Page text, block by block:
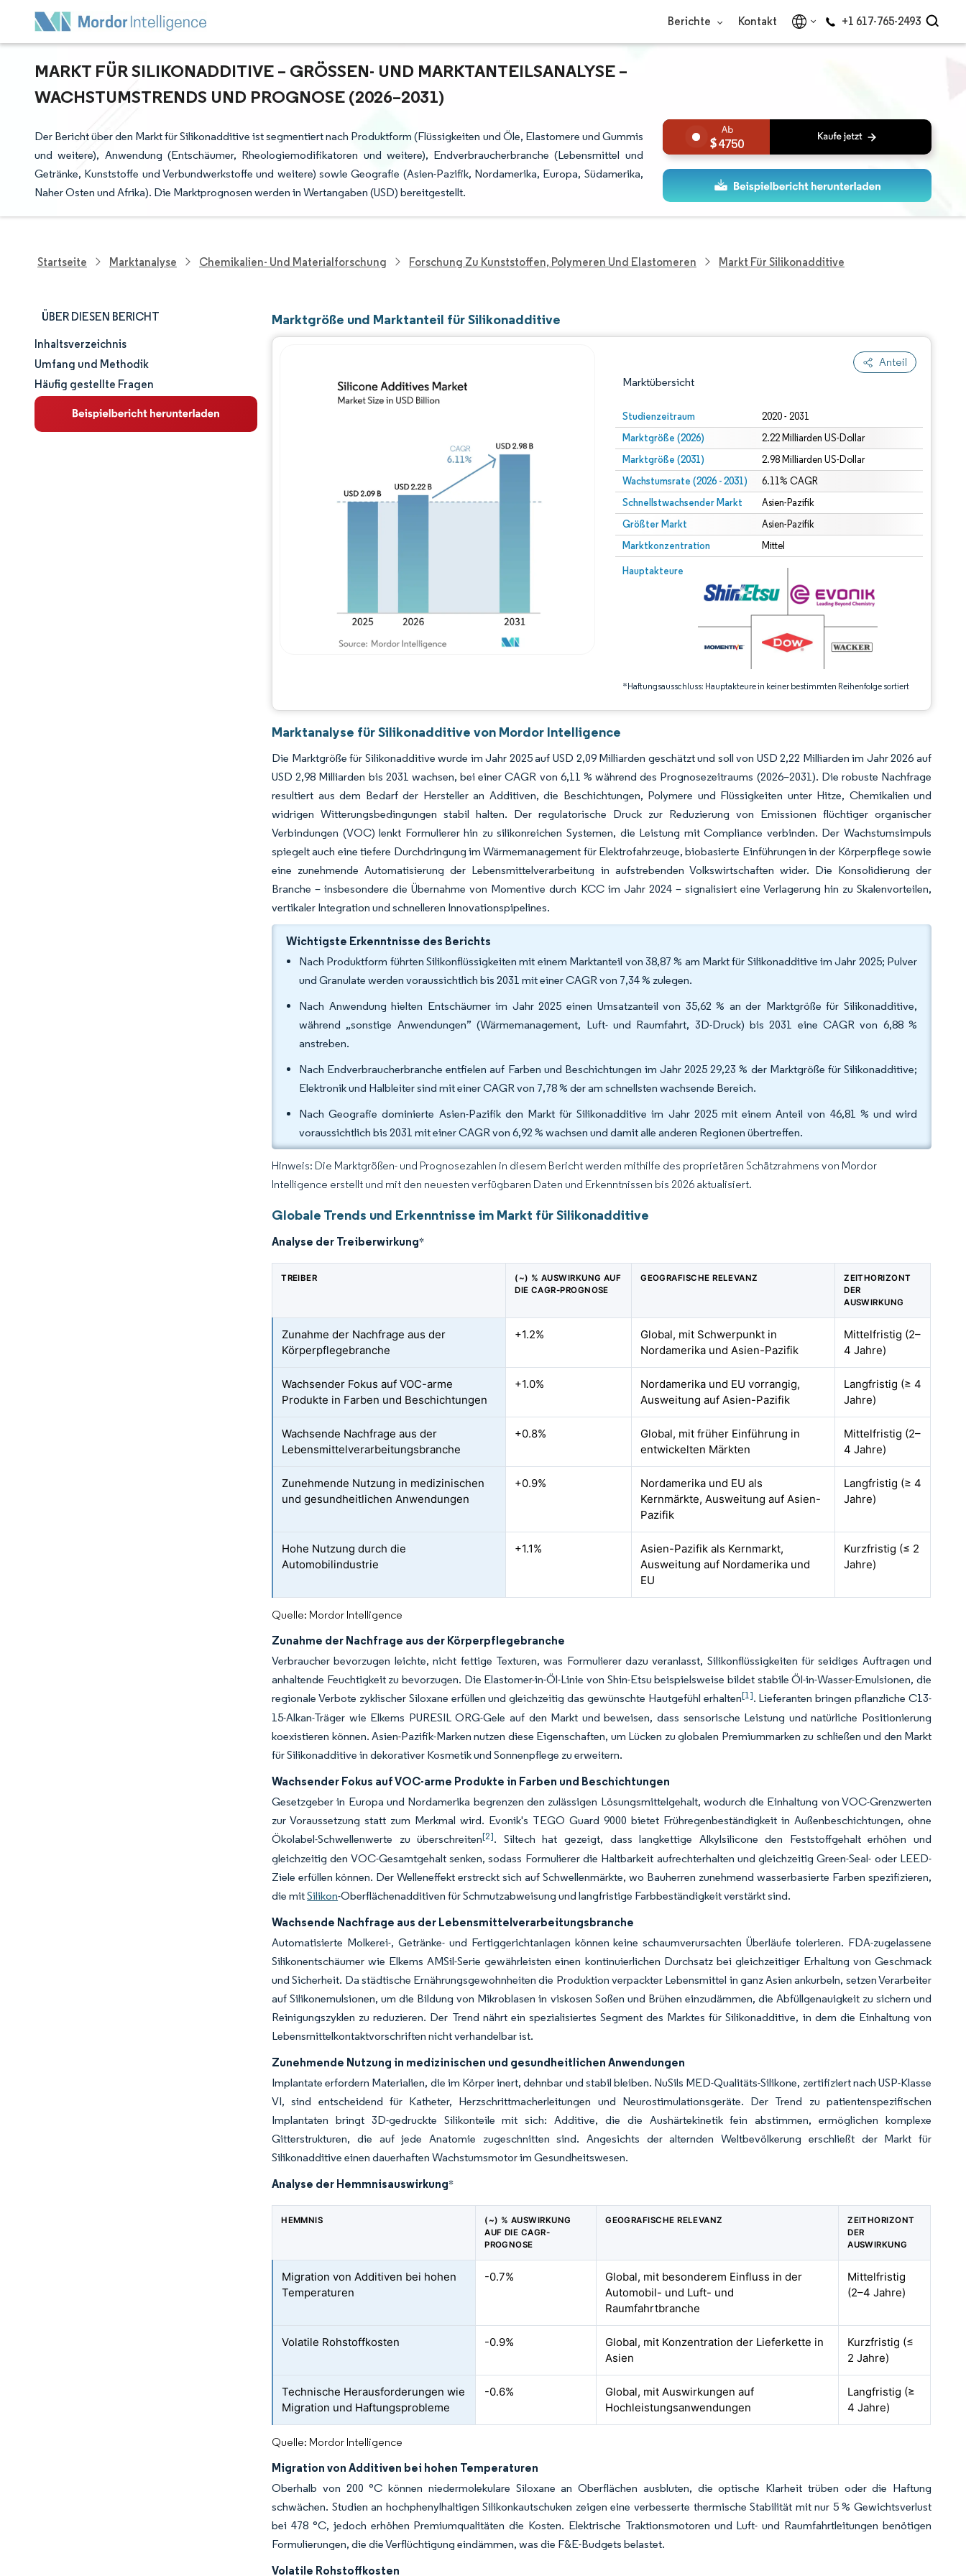
Berichte Kontakt +1 617-765-2493
MARKT FÜR SILIKONADDITIVE – GRÖSSEN- UND MARKTANTEILSANALYSE – W
ACHSTUMSTRENDS UND PROGNOSE (2026–2031)
Der Bericht über den Markt für Silikonadditive ist segmentiert nach Produktform (Flüssigkeiten und Öle, Elastomere und Gummis
und weitere), Anwendung (Entschäumer, Rheologiemodifikatoren und weitere), Endverbraucherbranche (Lebensmittel und
Getränke, Kunststoffe und Verbundwerkstoffe und weitere) sowie Geografie (Asien-Pazifik, Nordamerika, Europa, Südamerika,
Naher Osten und Afrika). Die Marktprognosen werden in Wertangaben (USD) bereitgestellt.
4750
Startseite Marktanalyse Chemikalien- Und Materialforschung Forschung Zu Kunststoffen, Polymeren Und Elastomeren Markt Für Silikonadditive
ÜBER DIESEN BERICHT
Marktgröße und -anteil
Marktanalyse
Trends und Einblicke
Inhaltsverzeichnis
Umfang und Methodik
Häufig gestellte Fragen
Marktgröße und Marktanteil für Silikonadditive
Anteil
Marktübersicht
Studienzeitraum 2020 - 2031
Marktgröße (2026) 2.22 Milliarden US-Dollar
Marktgröße (2031) 2.98 Milliarden US-Dollar
Wachstumsrate (2026 - 2031) 6.11% CAGR
Schnellstwachsender Markt Asien-Pazifik
Größter Markt Asien-Pazifik
Marktkonzentration Mittel
Hauptakteure
*Haftungsausschluss: Hauptakteure in keiner bestimmten Reihenfolge sortiert
Bild © Mordor Intelligence. Wiederverwendung erfordert Namensnennung gemäß CC BY 4.0.
Bild © Mordor Intelligence. Wiederverwendung erfordert Namensnennung gemäß CC BY 4.0.
Marktanalyse für Silikonadditive von Mordor Intelligence
Die Marktgröße für Silikonadditive wurde im Jahr 2025 auf USD 2,09 Milliarden geschätzt und soll von USD 2,22 Milliarden im Jahr 2026 auf
USD 2,98 Milliarden bis 2031 wachsen, bei einer CAGR von 6,11 % während des Prognosezeitraums (2026–2031). Die robuste Nachfrage
resultiert aus dem Bedarf der Hersteller an Additiven, die Beschichtungen, Polymere und Flüssigkeiten unter Hitze, Chemikalien und
widrigen Witterungsbedingungen stabil halten. Der regulatorische Druck zur Reduzierung von Emissionen flüchtiger organischer
Verbindungen (VOC) lenkt Formulierer hin zu silikonreichen Systemen, die Leistung mit Compliance verbinden. Der Wachstumsimpuls
spiegelt auch eine tiefere Durchdringung im Wärmemanagement für Elektrofahrzeuge, biobasierte Einführungen in der Körperpflege sowie
eine zunehmende Automatisierung der Lebensmittelverarbeitung in aufstrebenden Volkswirtschaften wider. Die Konsolidierung der
Branche – insbesondere die Übernahme von Momentive durch KCC im Jahr 2024 – signalisiert eine Verlagerung hin zu Skalenvorteilen,
vertikaler Integration und schnelleren Innovationspipelines.
Wichtigste Erkenntnisse des Berichts
Nach Produktform führten Silikonflüssigkeiten mit einem Marktanteil von 38,87 % am Markt für Silikonadditive im Jahr 2025; Pulver
und Granulate werden voraussichtlich bis 2031 mit einer CAGR von 7,34 % zulegen.
Nach Anwendung hielten Entschäumer im Jahr 2025 einen Umsatzanteil von 35,62 % an der Marktgröße für Silikonadditive,
während „sonstige Anwendungen” (Wärmemanagement, Luft- und Raumfahrt, 3D-Druck) bis 2031 eine CAGR von 6,88 %
anstreben.
Nach Endverbraucherbranche entfielen auf Farben und Beschichtungen im Jahr 2025 29,23 % der Marktgröße für Silikonadditive;
Elektronik und Halbleiter sind mit einer CAGR von 7,78 % der am schnellsten wachsende Bereich.
Nach Geografie dominierte Asien-Pazifik den Markt für Silikonadditive im Jahr 2025 mit einem Anteil von 46,81 % und wird
voraussichtlich bis 2031 mit einer CAGR von 6,92 % wachsen und damit alle anderen Regionen übertreffen.
Hinweis: Die Marktgrößen- und Prognosezahlen in diesem Bericht werden mithilfe des proprietären Schätzrahmens von Mordor
Intelligence erstellt und mit den neuesten verfügbaren Daten und Erkenntnissen bis 2026 aktualisiert.
Globale Trends und Erkenntnisse im Markt für Silikonadditive
Analyse der Treiberwirkung*
TREIBER
(~) % AUSWIRKUNG AUF
DIE CAGR-PROGNOSE
GEOGRAFISCHE RELEVANZ
ZEITHORIZONT
DER
AUSWIRKUNG
Zunahme der Nachfrage aus der
Körperpflegebranche
+1.2%
Global, mit Schwerpunkt in
Nordamerika und Asien-Pazifik
Mittelfristig (2–
4 Jahre)
Wachsender Fokus auf VOC-arme
Produkte in Farben und Beschichtungen
+1.0%
Nordamerika und EU vorrangig,
Ausweitung auf Asien-Pazifik
Langfristig (≥ 4
Jahre)
Wachsende Nachfrage aus der
Lebensmittelverarbeitungsbranche
+0.8%
Global, mit früher Einführung in
entwickelten Märkten
Mittelfristig (2–
4 Jahre)
Zunehmende Nutzung in medizinischen
und gesundheitlichen Anwendungen
+0.9%
Nordamerika und EU als
Kernmärkte, Ausweitung auf Asien-
Pazifik
Langfristig (≥ 4
Jahre)
Hohe Nutzung durch die
Automobilindustrie
+1.1%
Asien-Pazifik als Kernmarkt,
Ausweitung auf Nordamerika und
EU
Kurzfristig (≤ 2
Jahre)
Quelle: Mordor Intelligence
Zunahme der Nachfrage aus der Körperpflegebranche
Verbraucher bevorzugen leichte, nicht fettige Texturen, was Formulierer dazu veranlasst, Silikonflüssigkeiten für seidiges Auftragen und
anhaltende Feuchtigkeit zu bevorzugen. Die Elastomer-in-Öl-Linie von Shin-Etsu beispielsweise bildet stabile Öl-in-Wasser-Emulsionen, die
regionale Verbote zyklischer Siloxane erfüllen und gleichzeitig das gewünschte Hautgefühl erhalten[1]. Lieferanten bringen pflanzliche C13-
15-Alkan-Träger wie Elkems PURESIL ORG-Gele auf den Markt und beweisen, dass sensorische Leistung und natürliche Positionierung
koexistieren können. Asien-Pazifik-Marken nutzen diese Eigenschaften, um Lücken zu globalen Premiummarken zu schließen und den Markt
für Silikonadditive in dekorativer Kosmetik und Sonnenpflege zu erweitern.
Wachsender Fokus auf VOC-arme Produkte in Farben und Beschichtungen
Gesetzgeber in Europa und Nordamerika begrenzen den zulässigen Lösungsmittelgehalt, wodurch die Einhaltung von VOC-Grenzwerten
zur Voraussetzung statt zum Merkmal wird. Evonik's TEGO Guard 9000 bietet Frühregenbeständigkeit in Außenbeschichtungen, ohne
Ökolabel-Schwellenwerte zu überschreiten[2]. Siltech hat gezeigt, dass langkettige Alkylsilicone den Feststoffgehalt erhöhen und
gleichzeitig den VOC-Gesamtgehalt senken, sodass Formulierer die Haltbarkeit aufrechterhalten und gleichzeitig Green-Seal- oder LEED-
Ziele erfüllen können. Der Welleneffekt erstreckt sich auf Schwellenmärkte, wo Bauherren zunehmend wasserbasierte Farben spezifizieren,
die mitSilikon-Oberflächenadditiven für Schmutzabweisung und langfristige Farbbeständigkeit verstärkt sind.
Wachsende Nachfrage aus der Lebensmittelverarbeitungsbranche
Automatisierte Molkerei-, Getränke- und Fertiggerichtanlagen können keine schaumverursachten Überläufe tolerieren. FDA-zugelassene
Silikonentschäumer wie Elkems AMSil-Serie gewährleisten einen kontinuierlichen Durchsatz bei gleichzeitiger Erhaltung von Geschmack
und Sicherheit. Da städtische Ernährungsgewohnheiten die Produktion verpackter Lebensmittel in ganz Asien ankurbeln, setzen Verarbeiter
auf Silikonemulsionen, um die Bildung von Mikroblasen in viskosen Soßen und Brühen einzudämmen, die Abfüllgenauigkeit zu sichern und
Reinigungszyklen zu reduzieren. Der Trend nährt ein spezialisiertes Segment des Marktes für Silikonadditive, in dem die Einhaltung von
Lebensmittelkontaktvorschriften nicht verhandelbar ist.
Zunehmende Nutzung in medizinischen und gesundheitlichen Anwendungen
Implantate erfordern Materialien, die im Körper inert, dehnbar und stabil bleiben. NuSils MED-Qualitäts-Silikone, zertifiziert nach USP-Klasse
VI, sind entscheidend für Katheter, Herzschrittmacherleitungen und Neurostimulationsgeräte. Der Trend zu patientenspezifischen
Implantaten bringt 3D-gedruckte Silikonteile mit sich: Additive, die die Aushärtekinetik fein abstimmen, ermöglichen komplexe
Gitterstrukturen, die auf jede Anatomie zugeschnitten sind. Angesichts der alternden Weltbevölkerung erschließt der Markt für
Silikonadditive einen dauerhaften Wachstumsmotor im Gesundheitswesen.
Analyse der Hemmnisauswirkung*
HEMMNIS
(~) % AUSWIRKUNG
AUF DIE CAGR-
PROGNOSE
GEOGRAFISCHE RELEVANZ
ZEITHORIZONT
DER
AUSWIRKUNG
Migration von Additiven bei hohen
Temperaturen
-0.7%
Global, mit besonderem Einfluss in der
Automobil- und Luft- und
Raumfahrtbranche
Mittelfristig
(2–4 Jahre)
Volatile Rohstoffkosten -0.9%
Global, mit Konzentration der Lieferkette in
Asien
Kurzfristig (≤
2 Jahre)
Technische Herausforderungen wie
Migration und Haftungsprobleme
-0.6%
Global, mit Auswirkungen auf
Hochleistungsanwendungen
Langfristig (≥
4 Jahre)
Quelle: Mordor Intelligence
Migration von Additiven bei hohen Temperaturen
Oberhalb von 200 °C können niedermolekulare Siloxane an Oberflächen ausbluten, die optische Klarheit trüben oder die Haftung
schwächen. Studien an hochphenylhaltigen Silikonkautschuken zeigen eine verbesserte thermische Stabilität mit nur 5 % Gewichtsverlust
bei 478 °C, jedoch erhöhen Premiumqualitäten die Kosten. Elektrische Traktionsmotoren und Luft- und Raumfahrtleitungen benötigen
Formulierungen, die die Verflüchtigung eindämmen, was die F&E-Budgets belastet.
Volatile Rohstoffkosten